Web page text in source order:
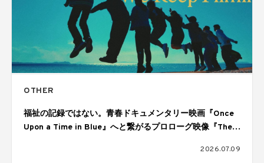
OTHER
福祉の記録ではない。青春ドキュメンタリー映画『Once
Upon a Time in Blue』へと繋がるプロローグ映像『The
2026.07.09